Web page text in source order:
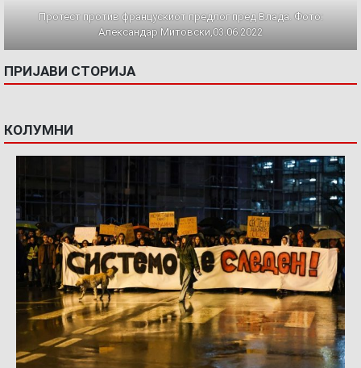
Протест против францускиот предлог пред Влада. Фото:
Александар Митовски,03.06.2022
ПРИЈАВИ СТОРИЈА
КОЛУМНИ